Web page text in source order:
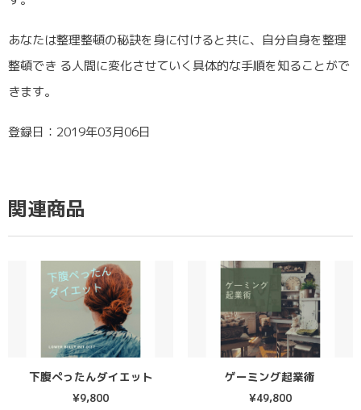
あなたは整理整頓の秘訣を身に付けると共に、自分自身を整理
整頓でき る人間に変化させていく具体的な手順を知ることがで
きます。
登録日：2019年03月06日
関連商品
下腹ぺったんダイエット
¥9,800
ゲーミング起業術
¥49,800